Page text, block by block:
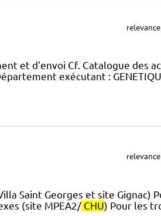
et d'envoi Cf. Catalogue des
exécutant :
Saint Georges et site Gignac)
(site MPEA2/ CHU) Pour les